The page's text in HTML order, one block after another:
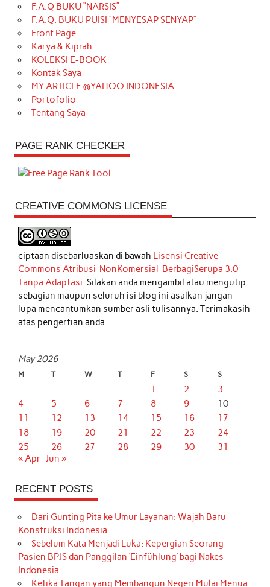
F.A.Q BUKU “NARSIS”
F.A.Q. BUKU PUISI “MENYESAP SENYAP”
Front Page
Karya & Kiprah
KOLEKSI E-BOOK
Kontak Saya
MY ARTICLE @YAHOO INDONESIA
Portofolio
Tentang Saya
PAGE RANK CHECKER
CREATIVE COMMONS LICENSE
ciptaan disebarluaskan di bawah Lisensi Creative
Commons Atribusi-NonKomersial-BerbagiSerupa 3.0
Tanpa Adaptasi. Silakan anda mengambil atau mengutip
sebagian maupun seluruh isi blog ini asalkan jangan
lupa mencantumkan sumber asli tulisannya. Terimakasih
atas pengertian anda
May 2026
M T W T F S S
1 2
3
4
5 6 7 8 9
10
11
12 13 14 15 16
17
18
19 20 21 22 23
24
25
26 27 28 29 30
31
« Apr Jun »
RECENT POSTS
Dari Gunting Pita ke Umur Layanan: Wajah Baru
Konstruksi Indonesia
Sebelum Kata Menjadi Luka: Kepergian Seorang
Pasien BPJS dan Panggilan ‘Einfühlung’ bagi Nakes
Indonesia
Ketika Tangan yang Membangun Negeri Mulai Menua